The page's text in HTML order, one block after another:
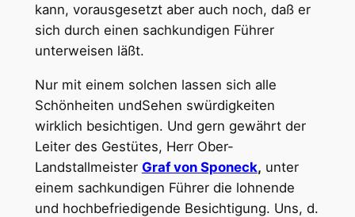
kann, vorausgesetzt aber auch noch, daß er
sich durch einen sachkundigen Führer
unterweisen läßt.
Nur mit einem solchen lassen sich alle
Schönheiten undSehen swürdigkeiten
wirklich besichtigen. Und gern gewährt der
Leiter des Gestütes, Herr Ober-
Landstallmeister Graf von Sponeck, unter
einem sachkundigen Führer die lohnende
und hochbefriedigende Besichtigung. Uns, d.